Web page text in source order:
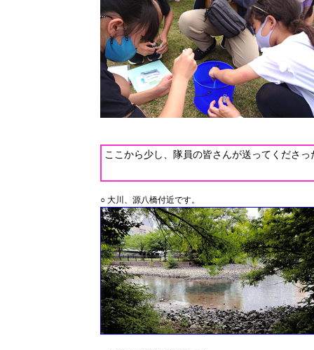
ここから少し、隊員の皆さんが送ってくださ
○ 大川、源八橋付近です。